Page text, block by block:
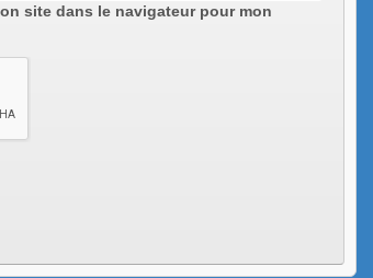
site dans le navigateur pour mon